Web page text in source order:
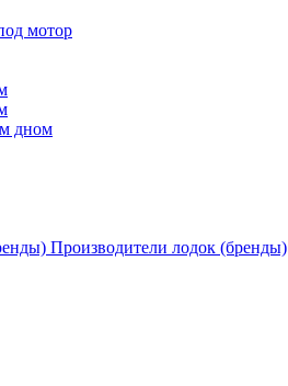
мотор
дном
Производители лодок (бренды)